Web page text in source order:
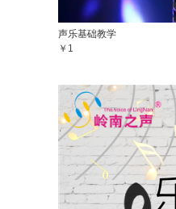
声乐基础教学
￥1